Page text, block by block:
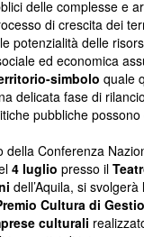
delle complesse e
di crescita dei
potenzialità delle
ed economica
simbolo quale
delicata fase di
pubbliche
della Conferenza
4 luglio presso il
dell’Aquila, si svolgerà
Cultura di
culturali